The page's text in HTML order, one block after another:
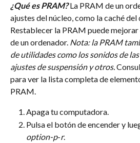
¿Qué es PRAM? La PRAM de un
ajustes del núcleo, como la caché
Restablecer la PRAM puede
de un ordenador. Nota: la PRAM
de utilidades como los sonidos de
ajustes de suspensión y otros.
para ver la lista completa de
PRAM.
Apaga tu computadora.
Pulsa el botón de encender y
option-p-r.